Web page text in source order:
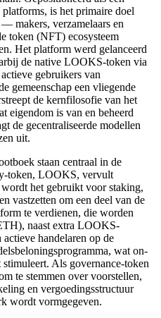
is het primaire doel
makers, verzamelaars en
token (NFT) ecosysteem
Het platform werd gelanceerd
de native LOOKS-token via
gebruikers van
gemeenschap een vliegende
de kernfilosofie van het
eigendom is van en beheerd
de gecentraliseerde modellen
uit.
staan centraal in de
token, LOOKS, vervult
het gebruikt voor staking,
vastzetten om een deel van de
te verdienen, die worden
naast extra LOOKS-
handelaren op de
wat on-
Als governance-token
te stemmen over voorstellen,
en vergoedingsstructuur
wordt vormgegeven.